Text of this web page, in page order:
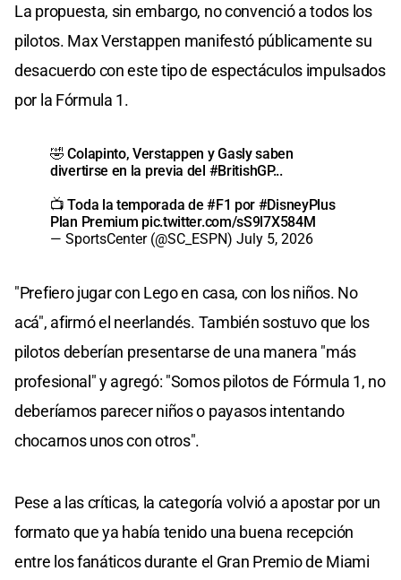
La propuesta, sin embargo, no convenció a todos los
pilotos. Max Verstappen manifestó públicamente su
desacuerdo con este tipo de espectáculos impulsados
por la Fórmula 1.
🤣 Colapinto, Verstappen y Gasly saben
divertirse en la previa del #BritishGP...
📺 Toda la temporada de#F1 por #DisneyPlus
Plan Premium pic.twitter.com/sS9l7X584M
— SportsCenter (@SC_ESPN) July 5, 2026
"Prefiero jugar con Lego en casa, con los niños. No
acá", afirmó el neerlandés. También sostuvo que los
pilotos deberían presentarse de una manera "más
profesional" y agregó: "Somos pilotos de Fórmula 1, no
deberíamos parecer niños o payasos intentando
chocarnos unos con otros".
Pese a las críticas, la categoría volvió a apostar por un
formato que ya había tenido una buena recepción
entre los fanáticos durante el Gran Premio de Miami